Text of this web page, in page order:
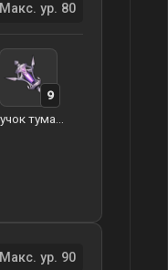
Макс. ур. 80
9
Макс. ур. 90